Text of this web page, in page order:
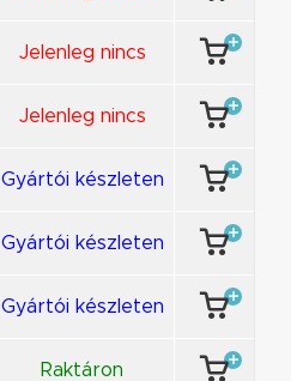
Jelenleg nincs
Jelenleg nincs
Gyártói készleten
Gyártói készleten
Gyártói készleten
Raktáron